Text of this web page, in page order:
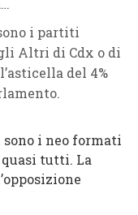
i partiti
Altri di Cdx o di
del 4%
i neo formati
tutti. La